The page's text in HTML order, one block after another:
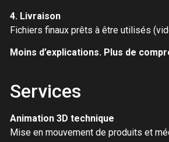
4. Livraison
Fichiers finaux prêts à être utilisés
Moins d’explications. Plus de
Services
Animation 3D technique
Mise en mouvement de produits et